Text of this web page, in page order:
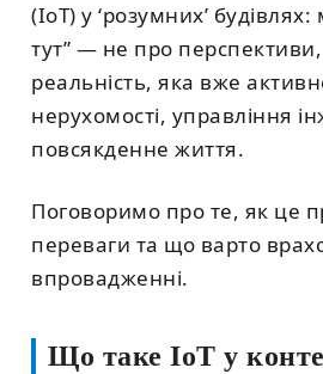
(IoT) у ‘розумних’
тут” — не про
реальність, яка вже
нерухомості, управління
повсякденне життя.
Поговоримо про те, як це
переваги та що варто
впровадженні.
Що таке IoT у